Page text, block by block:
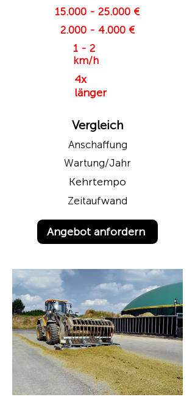
15.000 - 25.000 €
2.000 - 4.000 €
1 - 2
km/h
4x
länger
Vergleich
Anschaffung
Wartung/Jahr
Kehrtempo
Zeitaufwand
Angebot anfordern